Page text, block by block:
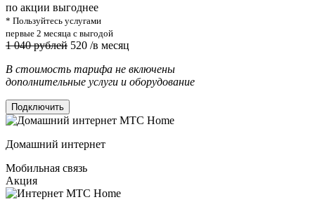
по акции выгоднее
* Пользуйтесь услугами
первые 2 месяца с выгодой
1 040 рублей 520 /в месяц
В стоимость тарифа не включены
дополнительные услуги и оборудование
Подключить
Домашний интернет
Мобильная связь
Акция